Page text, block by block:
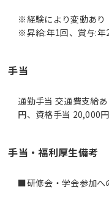
※経験により変動あり
※昇給:年1回、賞与:年
手当
通勤手当 交通費支給
円、資格手当 20,000円
手当・福利厚生備考
■研修会・学会参加へ